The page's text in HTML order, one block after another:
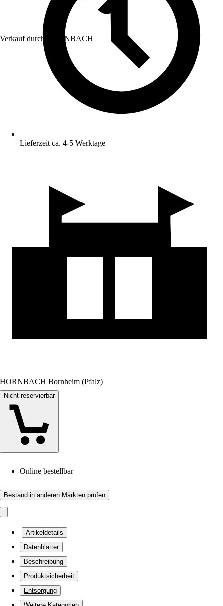
Verkauf durch: HORNBACH
Lieferzeit ca. 4-5 Werktage
HORNBACH Bornheim (Pfalz)
Nicht reservierbar
Online bestellbar
Bestand in anderen Märkten prüfen
Artikeldetails
Datenblätter
Beschreibung
Produktsicherheit
Entsorgung